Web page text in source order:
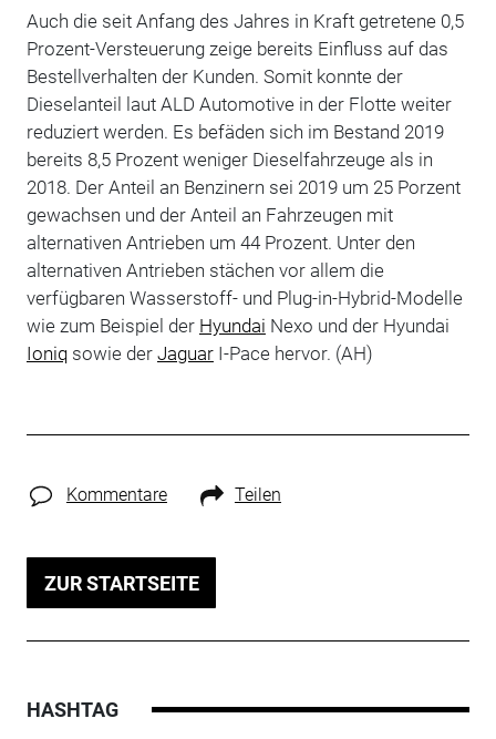
Auch die seit Anfang des Jahres in Kraft getretene 0,5
Prozent-Versteuerung zeige bereits Einfluss auf das
Bestellverhalten der Kunden. Somit konnte der
Dieselanteil laut ALD Automotive in der Flotte weiter
reduziert werden. Es befäden sich im Bestand 2019
bereits 8,5 Prozent weniger Dieselfahrzeuge als in
2018. Der Anteil an Benzinern sei 2019 um 25 Porzent
gewachsen und der Anteil an Fahrzeugen mit
alternativen Antrieben um 44 Prozent. Unter den
alternativen Antrieben stächen vor allem die
verfügbaren Wasserstoff- und Plug-in-Hybrid-Modelle
wie zum Beispiel der Hyundai Nexo und der Hyundai
Ioniqsowie der JaguarI-Pace hervor. (AH)
Kommentare Teilen
ZUR STARTSEITE
HASHTAG